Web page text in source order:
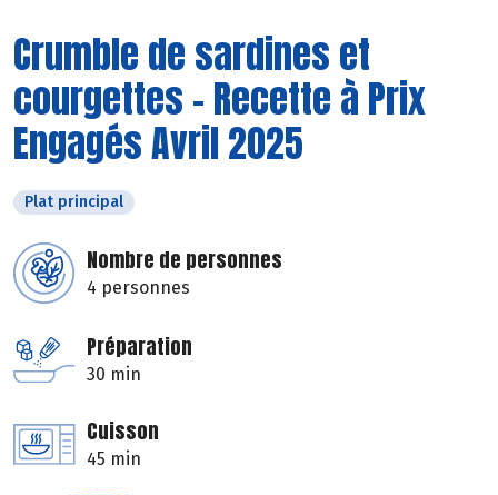
Crumble de sardines et
courgettes - Recette à Prix
Engagés Avril 2025
Plat principal
Nombre de personnes
4 personnes
Préparation
30 min
Cuisson
45 min